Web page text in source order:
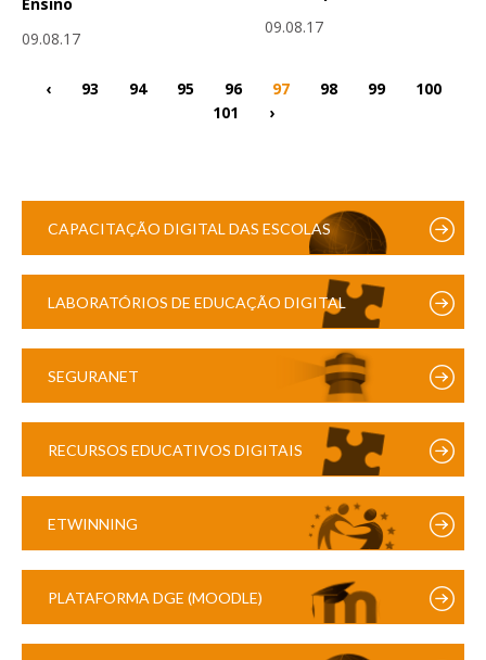
09.08.17
09.08.17
‹ 93 94 95 96 97 98 99
100
101
›
CAPACITAÇÃO DIGITAL DAS ESCOLAS
LABORATÓRIOS DE EDUCAÇÃO DIGITAL
SEGURANET
RECURSOS EDUCATIVOS DIGITAIS
ETWINNING
PLATAFORMA DGE (MOODLE)